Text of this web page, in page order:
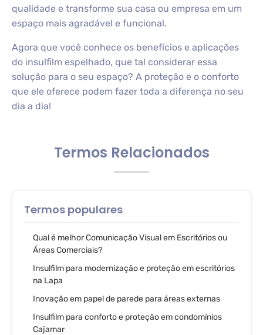
qualidade e transforme sua casa ou empresa em um
espaço mais agradável e funcional.
Agora que você conhece os benefícios e aplicações
do insulfilm espelhado, que tal considerar essa
solução para o seu espaço? A proteção e o conforto
que ele oferece podem fazer toda a diferença no seu
dia a dia!
Termos Relacionados
Termos populares
Qual é melhor Comunicação Visual em Escritórios ou
Áreas Comerciais?
Insulfilm para modernização e proteção em escritórios
na Lapa
Inovação em papel de parede para áreas externas
Insulfilm para conforto e proteção em condomínios
Cajamar